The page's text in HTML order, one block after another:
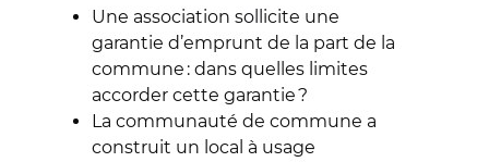
Une association sollicite une
garantie d’emprunt de la part de la
commune : dans quelles limites
accorder cette garantie ?
La communauté de commune a
construit un local à usage